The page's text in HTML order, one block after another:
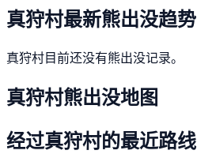
真狩村最新熊出没趋势
真狩村目前还没有熊出没记录。
真狩村熊出没地图
经过真狩村的最近路线